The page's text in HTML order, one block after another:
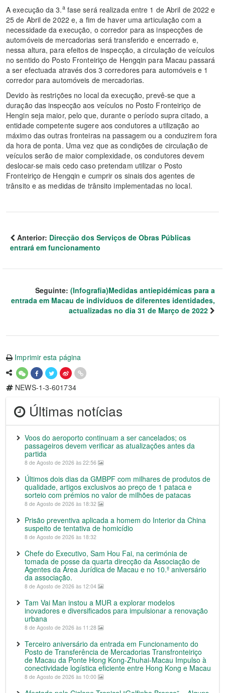
A execução da 3.afase será realizada entre 1 de Abril de 2022 e
25 de Abril de 2022 e, a fim de haver uma articulação com a
necessidade da execução, o corredor para as inspecções de
automóveis de mercadorias será transferido e encerrado e,
nessa altura, para efeitos de inspecção, a circulação de veículos
no sentido do Posto Fronteiriço de Hengqin para Macau passará
a ser efectuada através dos 3 corredores para automóveis e 1
corredor para automóveis de mercadorias.
Devido às restrições no local da execução, prevê-se que a
duração das inspecção aos veículos no Posto Fronteiriço de
Hengin seja maior, pelo que, durante o período supra citado, a
entidade competente sugere aos condutores a utilização ao
máximo das outras fronteiras na passagem ou a conduzirem fora
da hora de ponta. Uma vez que as condições de circulação de
veículos serão de maior complexidade, os condutores devem
deslocar-se mais cedo caso pretendam utilizar o Posto
Fronteiriço de Hengqin e cumprir os sinais dos agentes de
trânsito e as medidas de trânsito implementadas no local.
Anterior: Direcção dos Serviços de Obras Públicas
entrará em funcionamento
Seguinte: (Infografia)Medidas antiepidémicas para a
entrada em Macau de indivíduos de diferentes identidades,
actualizadas no dia 31 de Março de 2022
Imprimir esta página
NEWS-1-3-601734
Últimas notícias
Voos do aeroporto continuam a ser cancelados; os
passageiros devem verificar as atualizações antes da
partida
8 de Agosto de 2026 às 22:56
Últimos dois dias da GMBPF com milhares de produtos de
qualidade, artigos exclusivos ao preço de 1 pataca e
sorteio com prémios no valor de milhões de patacas
8 de Agosto de 2026 às 18:32
Prisão preventiva aplicada a homem do Interior da China
suspeito de tentativa de homicídio
8 de Agosto de 2026 às 18:32
Chefe do Executivo, Sam Hou Fai, na cerimónia de
tomada de posse da quarta direcção da Associação de
Agentes da Área Jurídica de Macau e no 10.º aniversário
da associação.
8 de Agosto de 2026 às 12:04
Tam Vai Man instou a MUR a explorar modelos
inovadores e diversificados para impulsionar a renovação
urbana
8 de Agosto de 2026 às 11:28
Terceiro aniversário da entrada em Funcionamento do
Posto de Transferência de Mercadorias Transfronteiriço
de Macau da Ponte Hong Kong-Zhuhai-Macau Impulso à
conectividade logística eficiente entre Hong Kong e Macau
8 de Agosto de 2026 às 10:00